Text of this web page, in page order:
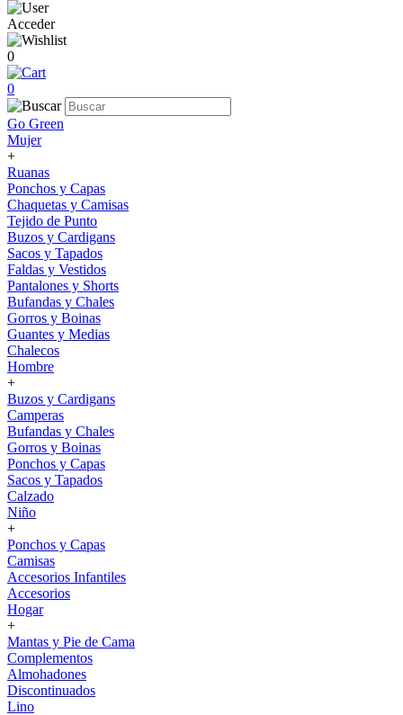
Acceder
0
0
Go Green
Mujer
+
Ruanas
Ponchos y Capas
Chaquetas y Camisas
Tejido de Punto
Buzos y Cardigans
Sacos y Tapados
Faldas y Vestidos
Pantalones y Shorts
Bufandas y Chales
Gorros y Boinas
Guantes y Medias
Chalecos
Hombre
+
Buzos y Cardigans
Camperas
Bufandas y Chales
Gorros y Boinas
Ponchos y Capas
Sacos y Tapados
Calzado
Niño
+
Ponchos y Capas
Camisas
Accesorios Infantiles
Accesorios
Hogar
+
Mantas y Pie de Cama
Complementos
Almohadones
Discontinuados
Lino